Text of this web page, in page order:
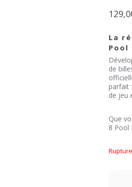
La
Pool
de
parfait
de jeu
Que
8 Pool